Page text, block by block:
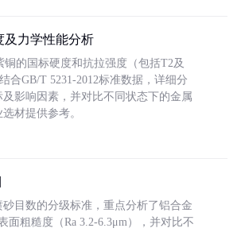
及力学性能分析
铜的国标硬度和抗拉强度（包括T2及
合GB/T 5231-2012标准数据，详细分
影响因素，并对比不同状态下的金属
材提供参考。
目数的分级标准，重点分析了铝合金
面粗糙度（Ra 3.2-6.3μm），并对比不